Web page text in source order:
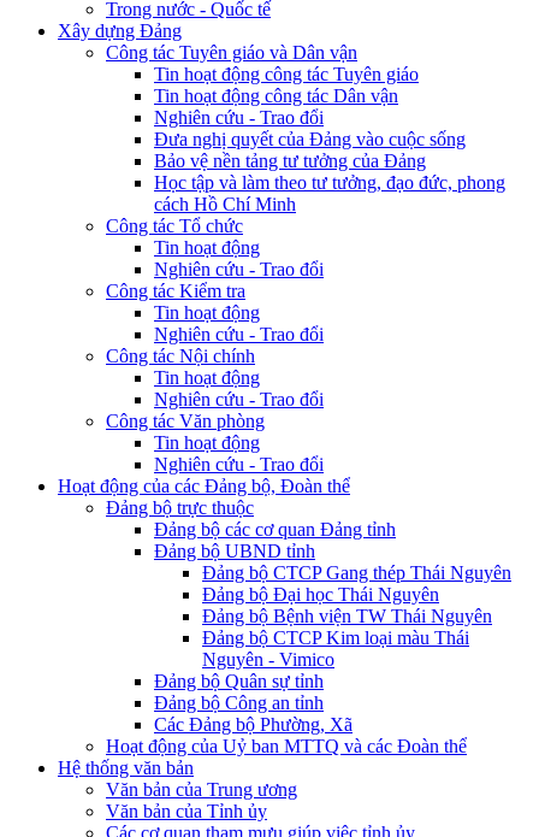
Trong nước - Quốc tế
Xây dựng Đảng
Công tác Tuyên giáo và Dân vận
Tin hoạt động công tác Tuyên giáo
Tin hoạt động công tác Dân vận
Nghiên cứu - Trao đổi
Đưa nghị quyết của Đảng vào cuộc sống
Bảo vệ nền tảng tư tưởng của Đảng
Học tập và làm theo tư tưởng, đạo đức, phong
cách Hồ Chí Minh
Công tác Tổ chức
Tin hoạt động
Nghiên cứu - Trao đổi
Công tác Kiểm tra
Tin hoạt động
Nghiên cứu - Trao đổi
Công tác Nội chính
Tin hoạt động
Nghiên cứu - Trao đổi
Công tác Văn phòng
Tin hoạt động
Nghiên cứu - Trao đổi
Hoạt động của các Đảng bộ, Đoàn thể
Đảng bộ trực thuộc
Đảng bộ các cơ quan Đảng tỉnh
Đảng bộ UBND tỉnh
Đảng bộ CTCP Gang thép Thái Nguyên
Đảng bộ Đại học Thái Nguyên
Đảng bộ Bệnh viện TW Thái Nguyên
Đảng bộ CTCP Kim loại màu Thái
Nguyên - Vimico
Đảng bộ Quân sự tỉnh
Đảng bộ Công an tỉnh
Các Đảng bộ Phường, Xã
Hoạt động của Uỷ ban MTTQ và các Đoàn thể
Hệ thống văn bản
Văn bản của Trung ương
Văn bản của Tỉnh ủy
Các cơ quan tham mưu giúp việc tỉnh ủy